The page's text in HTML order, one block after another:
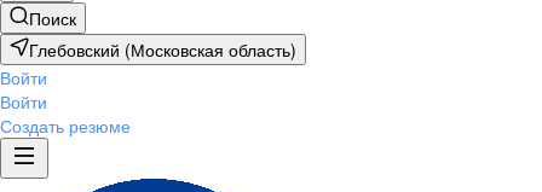
Поиск
Глебовский (Московская область)
Войти
Войти
Создать резюме